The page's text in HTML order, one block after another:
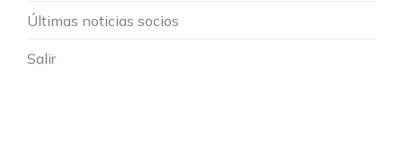
Últimas noticias socios
Salir